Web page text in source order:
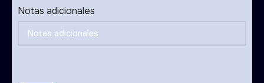
Notas adicionales